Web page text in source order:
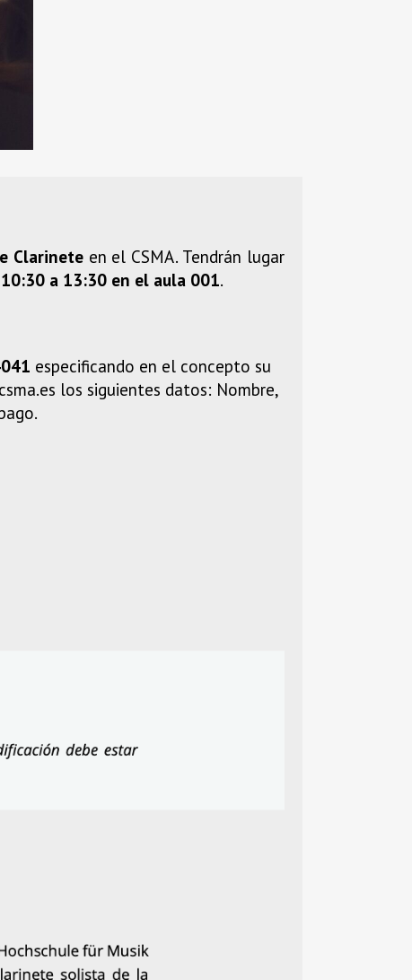
Clarinete en el CSMA. Tendrán lugar
a 13:30 en el aula 001.
especificando en el concepto su
los siguientes datos: Nombre,